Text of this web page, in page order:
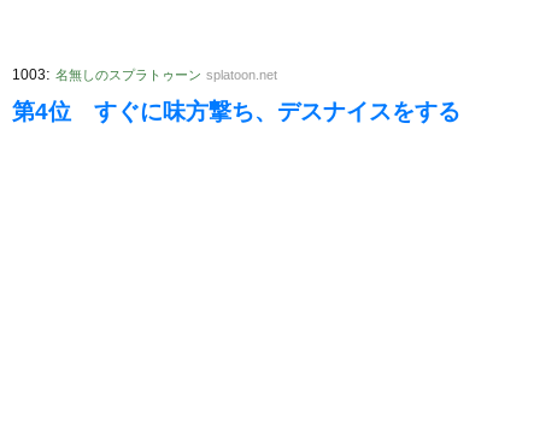
1003: 名無しのスプラトゥーン splatoon.net
第4位 すぐに味方撃ち、デスナイスをする